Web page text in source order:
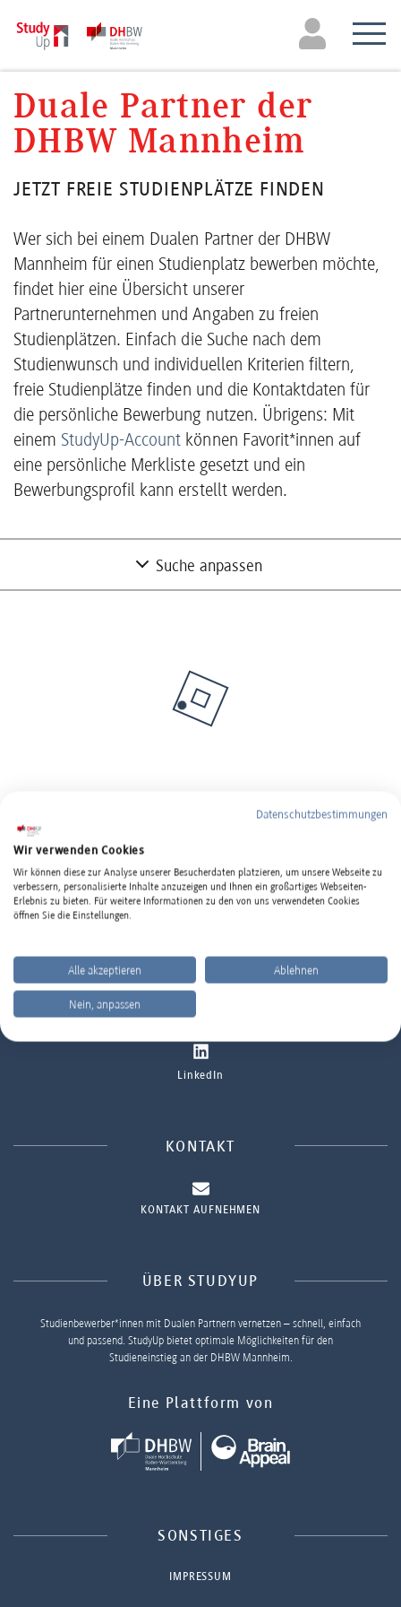
Duale Partner der
DHBW Mannheim
JETZT FREIE STUDIENPLÄTZE FINDEN
Wer sich bei einem Dualen Partner der DHBW
Mannheim für einen Studienplatz bewerben möchte,
findet hier eine Übersicht unserer
Partnerunternehmen und Angaben zu freien
Studienplätzen. Einfach die Suche nach dem
Studienwunsch und individuellen Kriterien filtern,
freie Studienplätze finden und die Kontaktdaten für
die persönliche Bewerbung nutzen. Übrigens: Mit
einem StudyUp-Account können Favorit*innen auf
eine persönliche Merkliste gesetzt und ein
Bewerbungsprofil kann erstellt werden.
Suche anpassen
Standort
Ort oder Postleitzahl eingeben
SUCHEN
ÜBER STUDYUP
Studienbewerber*innen mit Dualen Partnern vernetzen – schnell, einfach
und passend. StudyUp bietet optimale Möglichkeiten für den
Studieneinstieg an der DHBW Mannheim.
Eine Plattform von
DHBW MANNHEIM IM INTERNET
LinkedIn
KONTAKT
KONTAKT AUFNEHMEN
SONSTIGES
IMPRESSUM
Datenschutzbestimmungen
Wir verwenden Cookies
Wir können diese zur Analyse unserer Besucherdaten platzieren, um unsere Webseite zu
verbessern, personalisierte Inhalte anzuzeigen und Ihnen ein großartiges Webseiten-
Erlebnis zu bieten. Für weitere Informationen zu den von uns verwendeten Cookies
öffnen Sie die Einstellungen.
Alle akzeptieren Ablehnen
Nein, anpassen